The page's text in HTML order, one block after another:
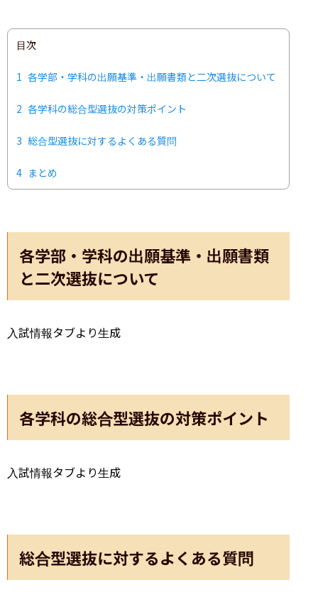
目次
1 各学部・学科の出願基準・出願書類と二次選抜について
2 各学科の総合型選抜の対策ポイント
3 総合型選抜に対するよくある質問
4 まとめ
各学部・学科の出願基準・出願書類
と二次選抜について
入試情報タブより生成
各学科の総合型選抜の対策ポイント
入試情報タブより生成
総合型選抜に対するよくある質問